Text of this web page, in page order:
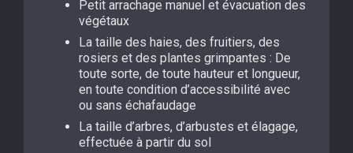
Petit arrachage manuel et évacuation des
végétaux
La taille des haies, des fruitiers, des
rosiers et des plantes grimpantes : De
toute sorte, de toute hauteur et longueur,
en toute condition d’accessibilité avec
ou sans échafaudage
La taille d’arbres, d’arbustes et élagage,
effectuée à partir du sol